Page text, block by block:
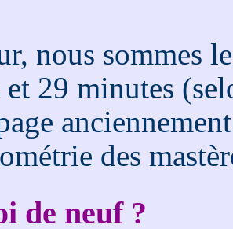
nous sommes
et 29 minutes
des
de neuf ?